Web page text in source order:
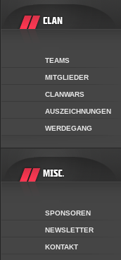
TEAMS
MITGLIEDER
CLANWARS
AUSZEICHNUNGEN
WERDEGANG
SPONSOREN
NEWSLETTER
KONTAKT